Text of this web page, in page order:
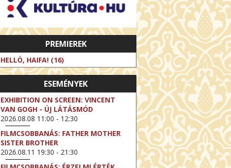
PREMIEREK
HELLÓ, HAIFA! (16)
ESEMÉNYEK
EXHIBITION ON SCREEN: VINCENT
VAN GOGH - ÚJ LÁTÁSMÓD
2026.08.08 11:00 - 12:30
FILMCSOBBANÁS: FATHER MOTHER
SISTER BROTHER
2026.08.11 19:30 - 21:30